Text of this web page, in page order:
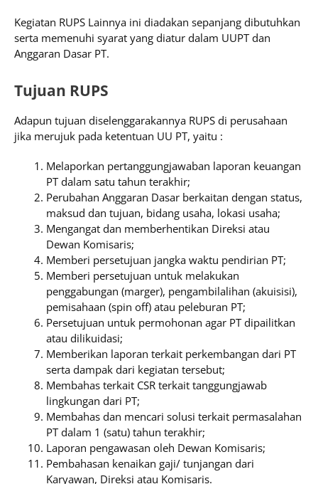
Kegiatan RUPS Lainnya ini diadakan sepanjang dibutuhkan
serta memenuhi syarat yang diatur dalam UUPT dan
Anggaran Dasar PT.
Tujuan RUPS
Adapun tujuan diselenggarakannya RUPS di perusahaan
jika merujuk pada ketentuan UU PT, yaitu :
Melaporkan pertanggungjawaban laporan keuangan
PT dalam satu tahun terakhir;
Perubahan Anggaran Dasar berkaitan dengan status,
maksud dan tujuan, bidang usaha, lokasi usaha;
Mengangat dan memberhentikan Direksi atau
Dewan Komisaris;
Memberi persetujuan jangka waktu pendirian PT;
Memberi persetujuan untuk melakukan
penggabungan (marger), pengambilalihan (akuisisi),
pemisahaan (spin off) atau peleburan PT;
Persetujuan untuk permohonan agar PT dipailitkan
atau dilikuidasi;
Memberikan laporan terkait perkembangan dari PT
serta dampak dari kegiatan tersebut;
Membahas terkait CSR terkait tanggungjawab
lingkungan dari PT;
Membahas dan mencari solusi terkait permasalahan
PT dalam 1 (satu) tahun terakhir;
Laporan pengawasan oleh Dewan Komisaris;
Pembahasan kenaikan gaji/ tunjangan dari
Karyawan, Direksi atau Komisaris.